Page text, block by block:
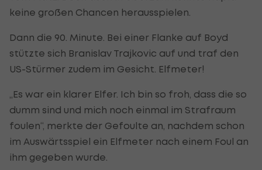
keine großen Chancen herausspielen.
Dann die 90. Minute. Bei einer Flanke auf Boyd
stützte sich Branislav Trajkovic auf und traf den
US-Stürmer zudem im Gesicht. Elfmeter!
„Es war ein klarer Elfer. Ich bin so froh, dass die so
dumm sind und mich noch einmal im Strafraum
foulen“, merkte der Gefoulte an, nachdem schon
im Auswärtsspiel ein Elfmeter nach einem Foul an
ihm gegeben wurde.